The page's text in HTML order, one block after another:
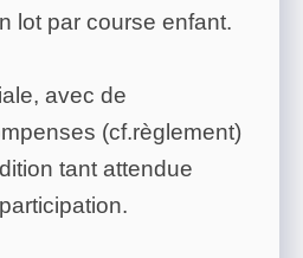
lot par course enfant.
avec de
(cf.règlement)
tant attendue